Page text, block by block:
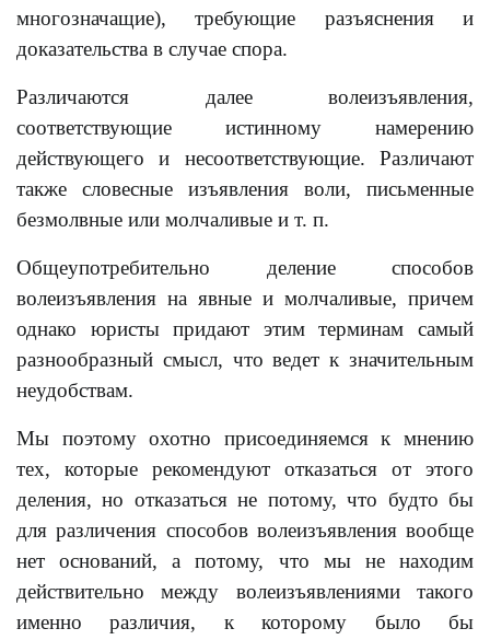
многозначащие), требующие разъяснения и
доказательства в случае спора.
Различаются далее волеизъявления,
соответствующие истинному намерению
действующего и несоответствующие. Различают
также словесные изъявления воли, письменные
безмолвные или молчаливые и т. п.
Общеупотребительно деление способов
волеизъявления на явные и молчаливые, причем
однако юристы придают этим терминам самый
разнообразный смысл, что ведет к значительным
неудобствам.
Мы поэтому охотно присоединяемся к мнению
тех, которые рекомендуют отказаться от этого
деления, но отказаться не потому, что будто бы
для различения способов волеизъявления вообще
нет оснований, a потому, что мы не находим
действительно между волеизъявлениями такого
именно различия, к которому было бы